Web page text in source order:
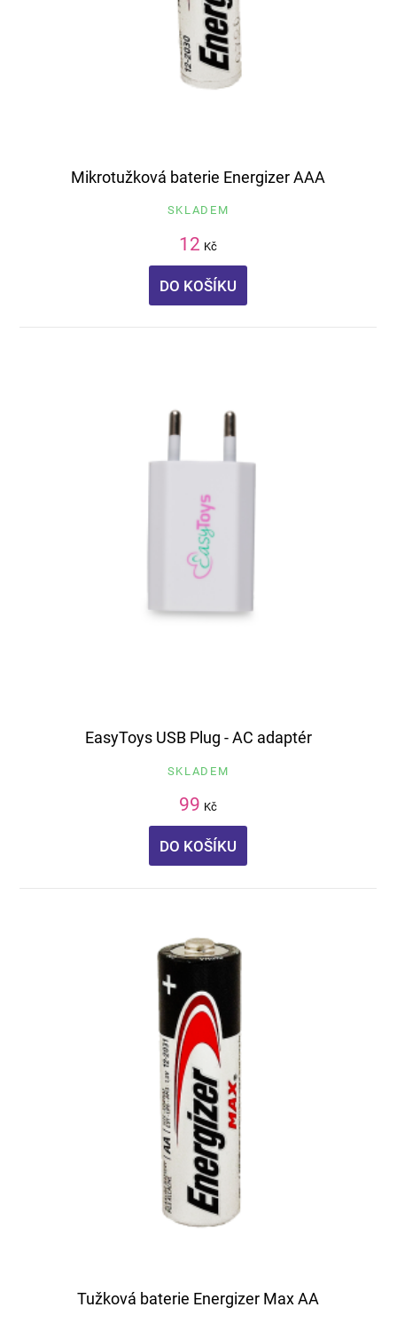
Mikrotužková baterie Energizer AAA
SKLADEM
12 Kč
DO KOŠÍKU
EasyToys USB Plug - AC adaptér
SKLADEM
99 Kč
DO KOŠÍKU
Tužková baterie Energizer Max AA